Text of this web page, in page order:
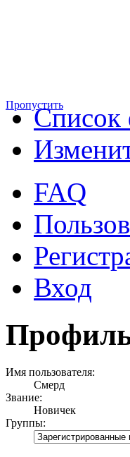
ПропуститьСписок
FAQ
Вход
Имя пользователя:
Смерд
Звание:
Новичек
Группы: